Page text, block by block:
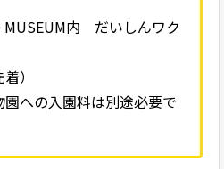
MUSEUM内 だいしんワク
）
への入園料は別途必要で